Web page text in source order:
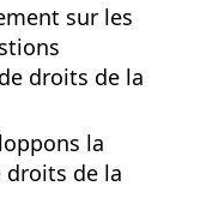
sur les
droits de la
la
droits de la